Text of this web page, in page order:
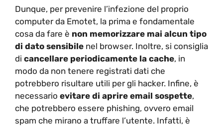
Dunque, per prevenire l’infezione del proprio
computer da Emotet, la prima e fondamentale
cosa da fare è non memorizzare mai alcun tipo
di dato sensibile nel browser. Inoltre, si consiglia
di cancellare periodicamente la cache, in
modo da non tenere registrati dati che
potrebbero risultare utili per gli hacker. Infine, è
necessario evitare di aprire email sospette,
che potrebbero essere phishing, ovvero email
spam che mirano a truffare l’utente. Infatti, è